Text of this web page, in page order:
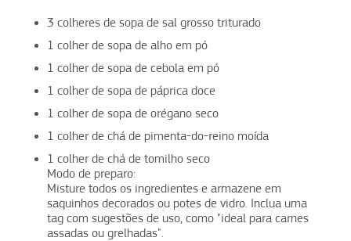
3 colheres de sopa de sal grosso triturado
1 colher de sopa de alho em pó
1 colher de sopa de cebola em pó
1 colher de sopa de páprica doce
1 colher de sopa de orégano seco
1 colher de chá de pimenta-do-reino moída
1 colher de chá de tomilho seco
Modo de preparo:
Misture todos os ingredientes e armazene em
saquinhos decorados ou potes de vidro. Inclua uma
tag com sugestões de uso, como "ideal para carnes
assadas ou grelhadas".